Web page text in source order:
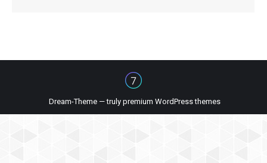
Dream-Theme — truly premium WordPress themes